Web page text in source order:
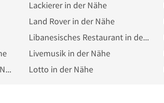
Lackierer in der Nähe
Land Rover in der Nähe
Libanesisches Restaurant in der Nähe
Livemusik in der Nähe
Lohnsteuerhilfeverein in der Nähe Lotto in der Nähe